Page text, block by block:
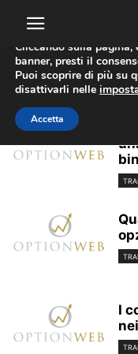
Home Tags Optionweb
optionweb
I
Utilizziamo i cookie
sito web.
Cliccando sulla
banner, presti il
Puoi scoprire di più su
disattivarli nelle
Accetta